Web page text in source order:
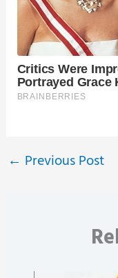
← Previous Post